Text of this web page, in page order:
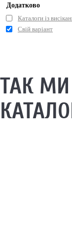
Додатково
Каталоги із
Свій варіант
ТАК